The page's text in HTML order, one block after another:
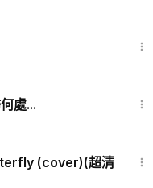
處...
(cover)(超清